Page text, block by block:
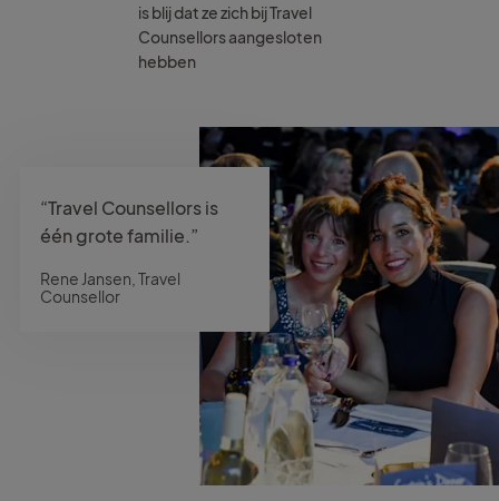
is blij dat ze zich bij Travel
Counsellors aangesloten
hebben
“Travel Counsellors is
één grote familie.”
Rene Jansen, Travel
Counsellor